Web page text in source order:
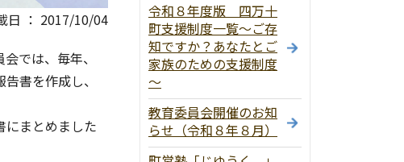
日 ： 2017/10/04
では、毎年、
書を作成し、
まとめました
令和８年度版 四万十
町支援制度一覧～ご存
知ですか？あなたとご
家族のための支援制度
～
教育委員会開催のお知
らせ（令和８年８月）